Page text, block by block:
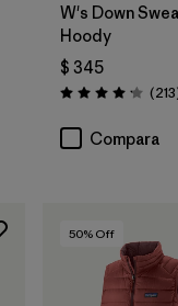
W's Down
Hoody
$ 345
Valoración: 4.2 / 5
(213
Compara
50% Off